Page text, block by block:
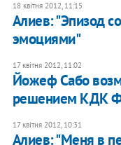
18 квітня 2012, 11:15
Алиев: "Эпизод
эмоциями"
17 квітня 2012, 11:02
Йожеф Сабо
решением КДК
17 квітня 2012, 10:31
Алиев: "Меня в